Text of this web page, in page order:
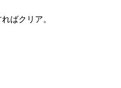
ばクリア。